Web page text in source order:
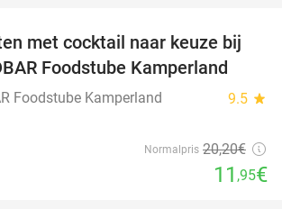
41%
met cocktail naar keuze bij
Foodstube Kamperland
Foodstube Kamperland 9.5 star
Normalpris 20,20€
11 ,95€